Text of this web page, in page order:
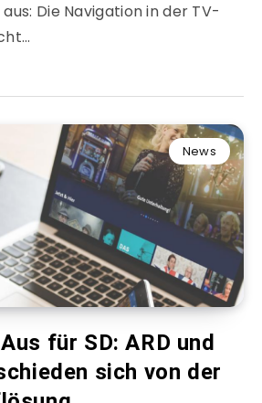
Die Navigation in der TV-
News
für SD: ARD und
sich von der